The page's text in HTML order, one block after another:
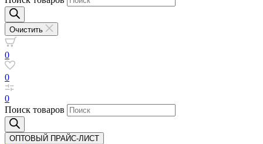
Очистить
0
0
0
Поиск товаров
ОПТОВЫЙ ПРАЙС-ЛИСТ